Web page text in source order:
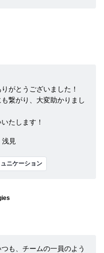
がとうございました！
繋がり、大変助かりまし
たします！
見
ニケーション
も、チームの一員のよう